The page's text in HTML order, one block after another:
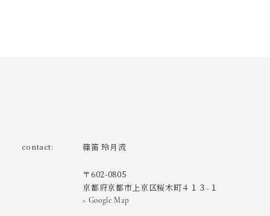
contact: 篠笛 玲月流
〒602-0805
京都府京都市上京区桜木町４１３−１
> Google Map